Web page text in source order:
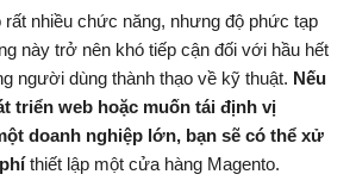
rất nhiều chức năng, nhưng độ phức tạp
này trở nên khó tiếp cận đối với hầu hết
người dùng thành thạo về kỹ thuật. Nếu
triển web hoặc muốn tái định vị
doanh nghiệp lớn, bạn sẽ có thể xử
thiết lập một cửa hàng Magento.